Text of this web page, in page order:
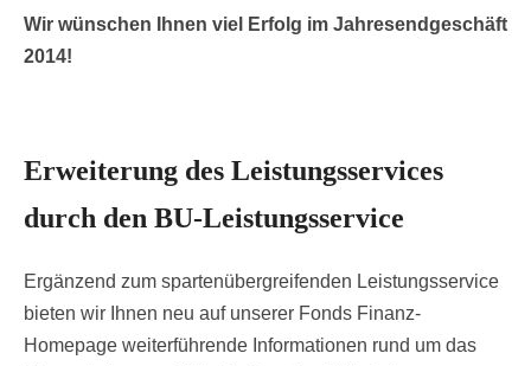
Wir wünschen Ihnen viel Erfolg im Jahresendgeschäft
2014!
Erweiterung des Leistungsservices
durch den BU-Leistungsservice
Ergänzend zum spartenübergreifenden Leistungsservice
bieten wir Ihnen neu auf unserer Fonds Finanz-
Homepage weiterführende Informationen rund um das